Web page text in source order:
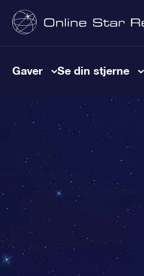
Gaver Se din stjerne